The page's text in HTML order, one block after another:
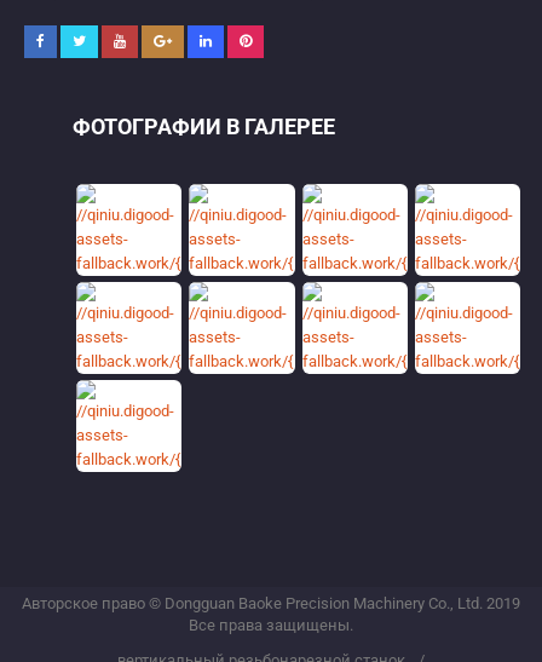
ФОТОГРАФИИ В ГАЛЕРЕЕ
Авторское право © Dongguan Baoke Precision Machinery Co., Ltd. 2019
Все права защищены.